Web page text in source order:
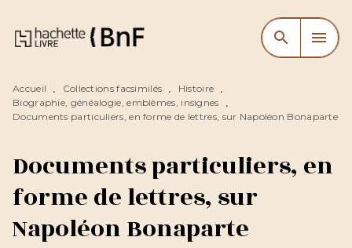
MENU RECHERCHE
CONTENU
search menu
Accueil • Collections facsimilés • Histoire •
Biographie, généalogie, emblèmes, insignes
•
Documents particuliers, en forme de lettres, sur Napoléon Bonaparte
Documents particuliers, en
forme de lettres, sur
Napoléon Bonaparte